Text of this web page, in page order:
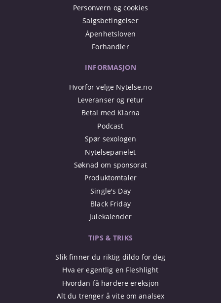
Personvern og cookies
Salgsbetingelser
Åpenhetsloven
Forhandler
INFORMASJON
Hvorfor velge Nytelse.no
Leveranser og retur
Betal med Klarna
Podcast
Spør sexologen
Nytelsepanelet
Søknad om sponsorat
Produktomtaler
Single's Day
Black Friday
Julekalender
TIPS & TRIKS
Slik finner du riktig dildo for deg
Hva er egentlig en Fleshlight
Hvordan få hardere ereksjon
Alt du trenger å vite om analsex